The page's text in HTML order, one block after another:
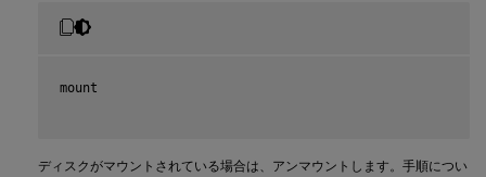
mount
ディスクがマウントされている場合は、アンマウントします。手順につい